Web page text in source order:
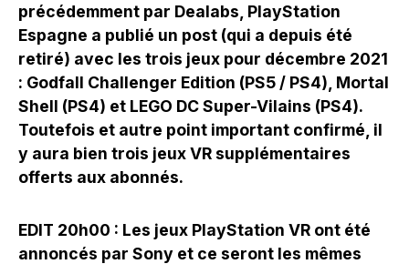
précédemment par Dealabs, PlayStation
Espagne a publié un post (qui a depuis été
retiré) avec les trois jeux pour décembre 2021
: Godfall Challenger Edition (PS5 / PS4), Mortal
Shell (PS4) et LEGO DC Super-Vilains (PS4).
Toutefois et autre point important confirmé, il
y aura bien trois jeux VR supplémentaires
offerts aux abonnés.
EDIT 20h00 : Les jeux PlayStation VR ont été
annoncés par Sony et ce seront les mêmes